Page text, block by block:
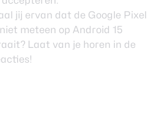
jij ervan dat de Google Pixel
meteen op Android 15
Laat van je horen in de